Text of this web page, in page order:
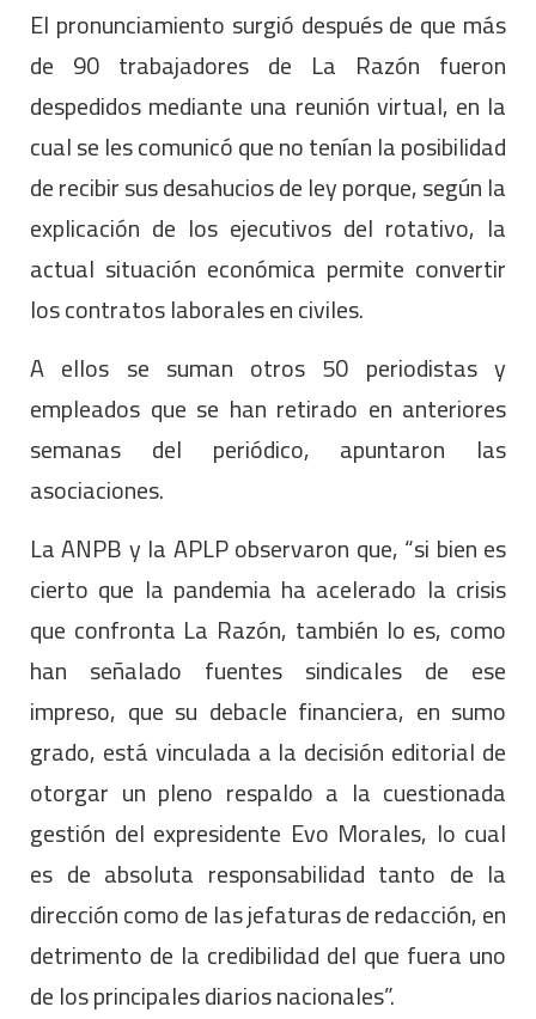
El pronunciamiento surgió después de que más
de 90 trabajadores de La Razón fueron
despedidos mediante una reunión virtual, en la
cual se les comunicó que no tenían la posibilidad
de recibir sus desahucios de ley porque, según la
explicación de los ejecutivos del rotativo, la
actual situación económica permite convertir
los contratos laborales en civiles.
A ellos se suman otros 50 periodistas y
empleados que se han retirado en anteriores
semanas del periódico, apuntaron las
asociaciones.
La ANPB y la APLP observaron que, “si bien es
cierto que la pandemia ha acelerado la crisis
que confronta La Razón, también lo es, como
han señalado fuentes sindicales de ese
impreso, que su debacle financiera, en sumo
grado, está vinculada a la decisión editorial de
otorgar un pleno respaldo a la cuestionada
gestión del expresidente Evo Morales, lo cual
es de absoluta responsabilidad tanto de la
dirección como de las jefaturas de redacción, en
detrimento de la credibilidad del que fuera uno
de los principales diarios nacionales”.